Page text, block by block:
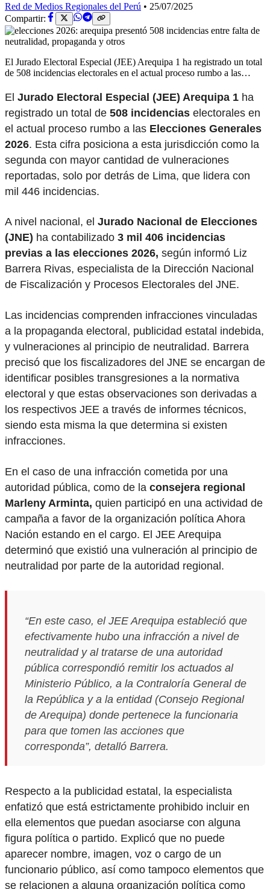
Red de Medios Regionales del Perú • 25/07/2025
Compartir:
El Jurado Electoral Especial (JEE) Arequipa 1 ha registrado un total
de 508 incidencias electorales en el actual proceso rumbo a las…
El Jurado Electoral Especial (JEE) Arequipa 1 ha
registrado un total de 508 incidencias electorales en
el actual proceso rumbo a las Elecciones Generales
2026. Esta cifra posiciona a esta jurisdicción como la
segunda con mayor cantidad de vulneraciones
reportadas, solo por detrás de Lima, que lidera con
mil 446 incidencias.
A nivel nacional, el Jurado Nacional de Elecciones
(JNE) ha contabilizado 3 mil 406 incidencias
previas a las elecciones 2026, según informó Liz
Barrera Rivas, especialista de la Dirección Nacional
de Fiscalización y Procesos Electorales del JNE.
Las incidencias comprenden infracciones vinculadas
a la propaganda electoral, publicidad estatal indebida,
y vulneraciones al principio de neutralidad. Barrera
precisó que los fiscalizadores del JNE se encargan de
identificar posibles transgresiones a la normativa
electoral y que estas observaciones son derivadas a
los respectivos JEE a través de informes técnicos,
siendo esta misma la que determina si existen
infracciones.
En el caso de una infracción cometida por una
autoridad pública, como de la consejera regional
Marleny Arminta, quien participó en una actividad de
campaña a favor de la organización política Ahora
Nación estando en el cargo. El JEE Arequipa
determinó que existió una vulneración al principio de
neutralidad por parte de la autoridad regional.
“En este caso, el JEE Arequipa estableció que
efectivamente hubo una infracción a nivel de
neutralidad y al tratarse de una autoridad
pública correspondió remitir los actuados al
Ministerio Público, a la Contraloría General de
la República y a la entidad (Consejo Regional
de Arequipa) donde pertenece la funcionaria
para que tomen las acciones que
corresponda”, detalló Barrera.
Respecto a la publicidad estatal, la especialista
enfatizó que está estrictamente prohibido incluir en
ella elementos que puedan asociarse con alguna
figura política o partido. Explicó que no puede
aparecer nombre, imagen, voz o cargo de un
funcionario público, así como tampoco elementos que
se relacionen a alguna organización política como